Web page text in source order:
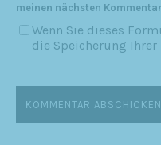
meinen nächsten
Wenn Sie dieses
die Speicherung Ihrer